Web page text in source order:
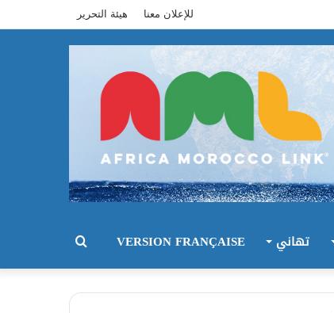
للإعلان معنا هيئة التحرير
تهاني VERSION FRANÇAISE بحث